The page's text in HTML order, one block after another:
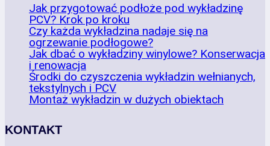
Jak przygotować podłoże pod wykładzinę
PCV? Krok po kroku
Czy każda wykładzina nadaje się na
ogrzewanie podłogowe?
Jak dbać o wykładziny winylowe? Konserwacja
i renowacja
Środki do czyszczenia wykładzin wełnianych,
tekstylnych i PCV
Montaż wykładzin w dużych obiektach
KONTAKT